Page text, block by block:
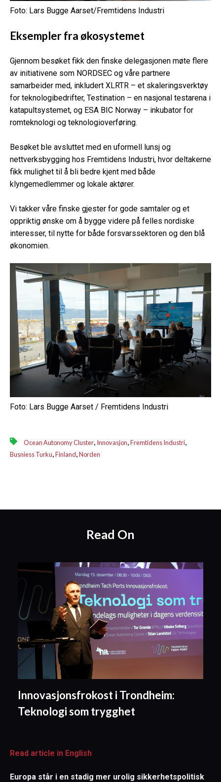
Foto: Lars Bugge Aarset/Fremtidens Industri
Eksempler fra økosystemet
Gjennom besøket fikk den finske delegasjonen møte flere
av initiativene som NORDSEC og våre partnere
samarbeider med, inkludert XLRTR – et skaleringsverktøy
for teknologibedrifter, Testination – en nasjonal testarena i
katapultsystemet, og ESA BIC Norway – inkubator for
romteknologi og teknologioverføring.
Besøket ble avsluttet med en uformell lunsj og
nettverksbygging hos Fremtidens Industri, hvor deltakerne
fikk mulighet til å bli bedre kjent med både
klyngemedlemmer og lokale aktører.
Vi takker våre finske gjester for gode samtaler og et
oppriktig ønske om å bygge videre på felles nordiske
interesser, til nytte for både forsvarssektoren og den blå
økonomien.
Foto: Lars Bugge Aarset / Fremtidens Industri
Ocean Autonomy Cluster, Innovasjon,Fremtidens Industri,
Busniess Turku,Finland,Norden
Read On
Innovasjonsfrokost i Trondheim:
Teknologi som trygghet
Read article in English
Europa står i en stadig mer urolig sikkerhetspolitisk